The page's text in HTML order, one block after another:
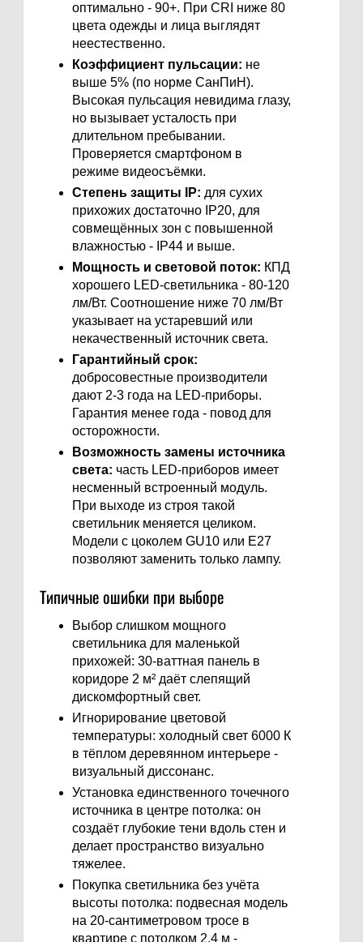
оптимально - 90+. При CRI ниже 80
цвета одежды и лица выглядят
неестественно.
Коэффициент пульсации: не
выше 5% (по норме СанПиН).
Высокая пульсация невидима глазу,
но вызывает усталость при
длительном пребывании.
Проверяется смартфоном в
режиме видеосъёмки.
Степень защиты IP: для сухих
прихожих достаточно IP20, для
совмещённых зон с повышенной
влажностью - IP44 и выше.
Мощность и световой поток: КПД
хорошего LED-светильника - 80-120
лм/Вт. Соотношение ниже 70 лм/Вт
указывает на устаревший или
некачественный источник света.
Гарантийный срок:
добросовестные производители
дают 2-3 года на LED-приборы.
Гарантия менее года - повод для
осторожности.
Возможность замены источника
света: часть LED-приборов имеет
несменный встроенный модуль.
При выходе из строя такой
светильник меняется целиком.
Модели с цоколем GU10 или E27
позволяют заменить только лампу.
Типичные ошибки при выборе
Выбор слишком мощного
светильника для маленькой
прихожей: 30-ваттная панель в
коридоре 2 м² даёт слепящий
дискомфортный свет.
Игнорирование цветовой
температуры: холодный свет 6000 К
в тёплом деревянном интерьере -
визуальный диссонанс.
Установка единственного точечного
источника в центре потолка: он
создаёт глубокие тени вдоль стен и
делает пространство визуально
тяжелее.
Покупка светильника без учёта
высоты потолка: подвесная модель
на 20-сантиметровом тросе в
квартире с потолком 2,4 м -